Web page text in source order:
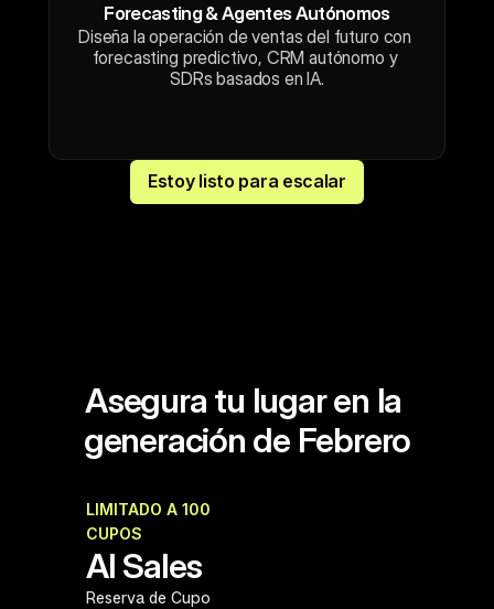
Forecasting & Agentes Autónomos
Diseña la operación de ventas del futuro con
forecasting predictivo, CRM autónomo y
SDRs basados en IA.
Estoy listo para escalar
Asegura tu lugar en la
generación de Febrero
LIMITADO A 100
CUPOS
AI Sales
Reserva de Cupo